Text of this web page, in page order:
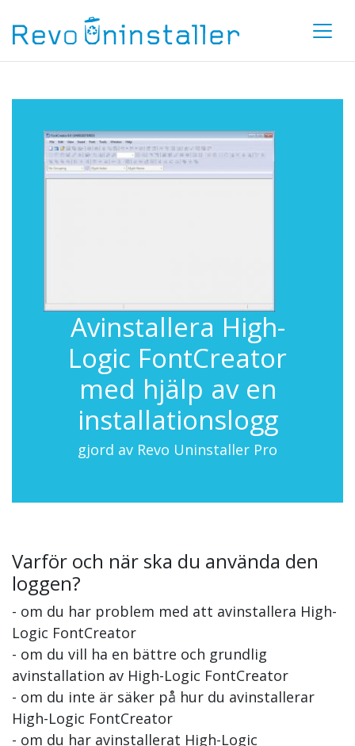
Avinstallera High-
Logic FontCreator
med hjälp av en
installationslogg
gjord av Revo Uninstaller Pro
Varför och när ska du använda den
loggen?
- om du har problem med att avinstallera High-
Logic FontCreator
- om du vill ha en bättre och grundlig
avinstallation av High-Logic FontCreator
- om du inte är säker på hur du avinstallerar
High-Logic FontCreator
- om du har avinstallerat High-Logic